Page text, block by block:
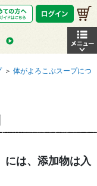
＞ 体がよろこぶスープにつ
には、添加物は入